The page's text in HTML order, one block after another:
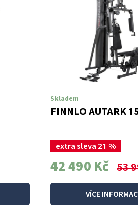
Skladem
FINNLO AUTARK
extra sleva 21 %
42 490 Kč 53
VÍCE